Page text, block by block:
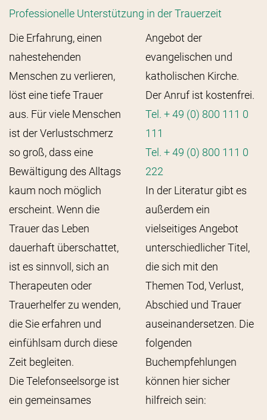
Professionelle Unterstützung in der Trauerzeit
Die Erfahrung, einen
nahestehenden
Menschen zu verlieren,
löst eine tiefe Trauer
aus. Für viele Menschen
ist der Verlustschmerz
so groß, dass eine
Bewältigung des Alltags
kaum noch möglich
erscheint. Wenn die
Trauer das Leben
dauerhaft überschattet,
ist es sinnvoll, sich an
Therapeuten oder
Trauerhelfer zu wenden,
die Sie erfahren und
einfühlsam durch diese
Zeit begleiten.
Die Telefonseelsorge ist
ein gemeinsames
Angebot der
evangelischen und
katholischen Kirche.
Der Anruf ist kostenfrei.
Tel. + 49 (0) 800 111 0
111
Tel. + 49 (0) 800 111 0
222
In der Literatur gibt es
außerdem ein
vielseitiges Angebot
unterschiedlicher Titel,
die sich mit den
Themen Tod, Verlust,
Abschied und Trauer
auseinandersetzen. Die
folgenden
Buchempfehlungen
können hier sicher
hilfreich sein: